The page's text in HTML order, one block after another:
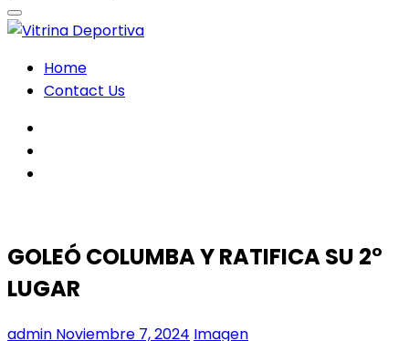
Home
Contact Us
GOLEÓ COLUMBA Y RATIFICA SU 2°
LUGAR
admin Noviembre 7, 2024 Imagen